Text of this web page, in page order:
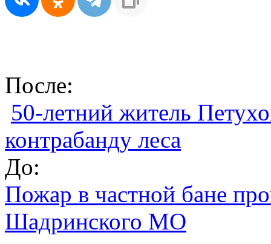
После:
50-летний житель
контрабанду леса
До:
Пожар в частной бане
Шадринского МО